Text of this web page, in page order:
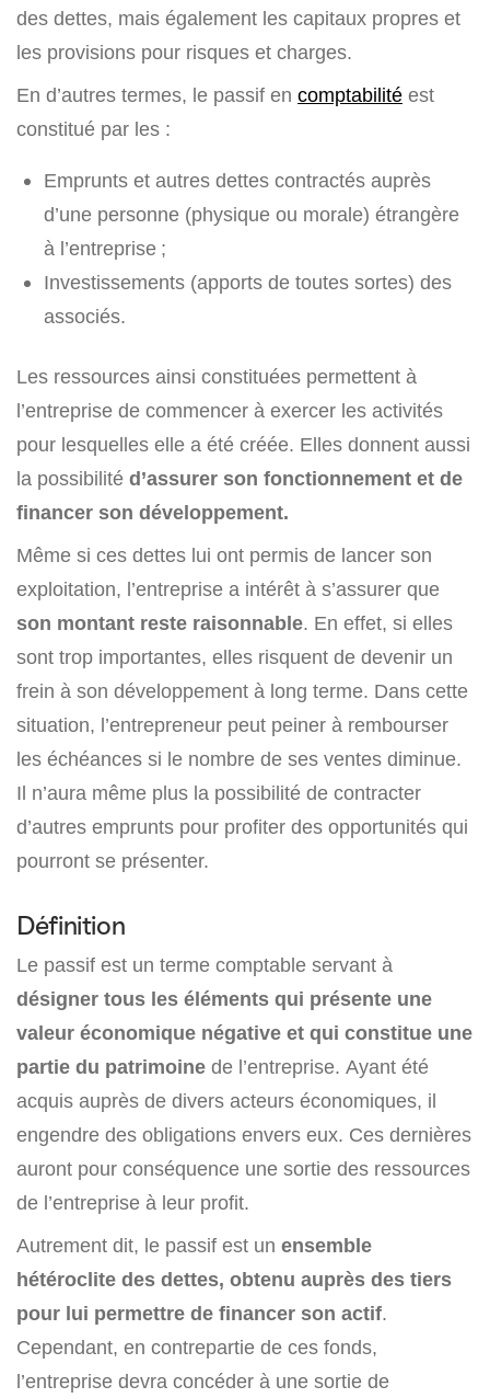
des dettes, mais également les capitaux propres et
les provisions pour risques et charges.
En d’autres termes, le passif en comptabilité est
constitué par les :
Emprunts et autres dettes contractés auprès
d’une personne (physique ou morale) étrangère
à l’entreprise ;
Investissements (apports de toutes sortes) des
associés.
Les ressources ainsi constituées permettent à
l’entreprise de commencer à exercer les activités
pour lesquelles elle a été créée. Elles donnent aussi
la possibilité d’assurer son fonctionnement et de
financer son développement.
Même si ces dettes lui ont permis de lancer son
exploitation, l’entreprise a intérêt à s’assurer que
son montant reste raisonnable. En effet, si elles
sont trop importantes, elles risquent de devenir un
frein à son développement à long terme. Dans cette
situation, l’entrepreneur peut peiner à rembourser
les échéances si le nombre de ses ventes diminue.
Il n’aura même plus la possibilité de contracter
d’autres emprunts pour profiter des opportunités qui
pourront se présenter.
Définition
Le passif est un terme comptable servant à
désigner tous les éléments qui présente une
valeur économique négative et qui constitue une
partie du patrimoine de l’entreprise. Ayant été
acquis auprès de divers acteurs économiques, il
engendre des obligations envers eux. Ces dernières
auront pour conséquence une sortie des ressources
de l’entreprise à leur profit.
Autrement dit, le passif est un ensemble
hétéroclite des dettes, obtenu auprès des tiers
pour lui permettre de financer son actif.
Cependant, en contrepartie de ces fonds,
l’entreprise devra concéder à une sortie de